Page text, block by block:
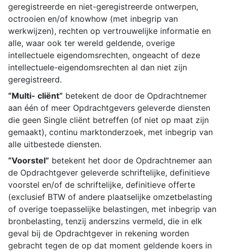
geregistreerde en niet-geregistreerde ontwerpen,
octrooien en/of knowhow (met inbegrip van
werkwijzen), rechten op vertrouwelijke informatie en
alle, waar ook ter wereld geldende, overige
intellectuele eigendomsrechten, ongeacht of deze
intellectuele-eigendomsrechten al dan niet zijn
geregistreerd.
“Multi- cliënt” betekent de door de Opdrachtnemer
aan één of meer Opdrachtgevers geleverde diensten
die geen Single cliënt betreffen (of niet op maat zijn
gemaakt), continu marktonderzoek, met inbegrip van
alle uitbestede diensten.
“Voorstel” betekent het door de Opdrachtnemer aan
de Opdrachtgever geleverde schriftelijke, definitieve
voorstel en/of de schriftelijke, definitieve offerte
(exclusief BTW of andere plaatselijke omzetbelasting
of overige toepasselijke belastingen, met inbegrip van
bronbelasting, tenzij anderszins vermeld, die in elk
geval bij de Opdrachtgever in rekening worden
gebracht tegen de op dat moment geldende koers in